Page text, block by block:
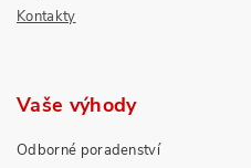
Kontakty
Vaše výhody
Odborné poradenství